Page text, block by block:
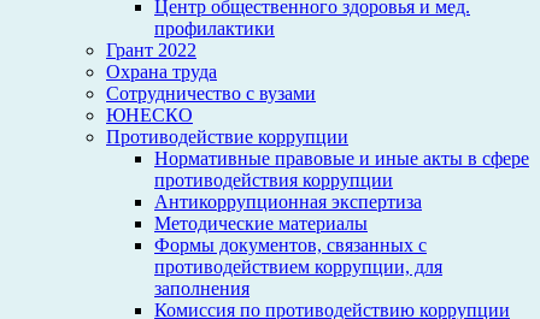
Центр общественного здоровья и мед.
профилактики
Грант 2022
Охрана труда
Сотрудничество с вузами
ЮНЕСКО
Противодействие коррупции
Нормативные правовые и иные акты в сфере
противодействия коррупции
Антикоррупционная экспертиза
Методические материалы
Формы документов, связанных с
противодействием коррупции, для
заполнения
Комиссия по противодействию коррупции